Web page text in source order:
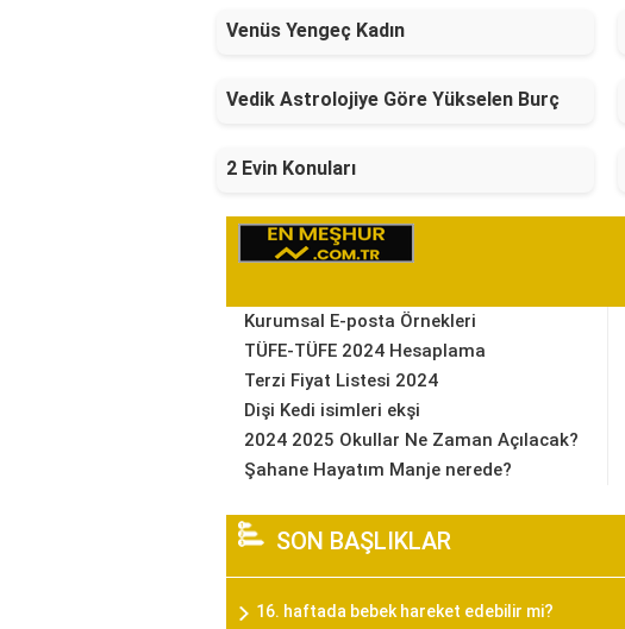
Venüs Yengeç Kadın
Vedik Astrolojiye Göre Yükselen Burç
2 Evin Konuları
Kurumsal E-posta Örnekleri
TÜFE-TÜFE 2024 Hesaplama
Terzi Fiyat Listesi 2024
Dişi Kedi isimleri ekşi
2024 2025 Okullar Ne Zaman Açılacak?
Şahane Hayatım Manje nerede?
SON BAŞLIKLAR
16. haftada bebek hareket edebilir mi?